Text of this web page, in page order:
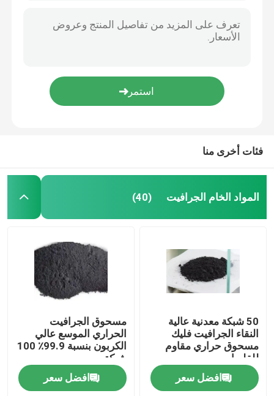
فئات أخرى منا
المواد الخام الجرافيت (40)
50 شبكة معدنية عالية
النقاء الجرافيت فليك
مسحوق حراري مقاوم
للقلويات
افضل سعر
مسحوق الجرافيت
الحراري الموسع عالي
الكربون بنسبة 99.9٪ 100
شبكة
افضل سعر